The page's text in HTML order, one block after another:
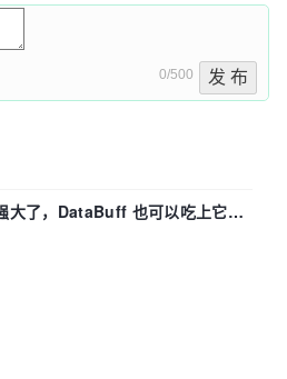
0/500 发 布
大了，DataBuff 也可以吃上它的